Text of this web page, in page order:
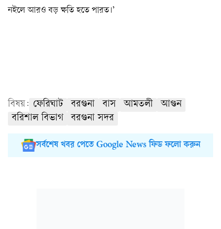
নইলে আরও বড় ক্ষতি হতে পারত।’
বিষয়: ফেরিঘাট বরগুনা বাস আমতলী
আগুন
বরিশাল বিভাগ
বরগুনা সদর
সর্বশেষ খবর পেতে Google News ফিড ফলো করুন